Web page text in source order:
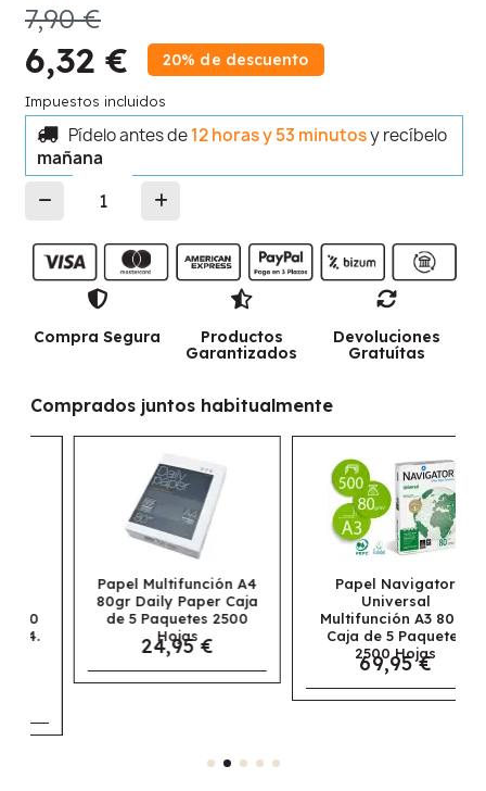
7,90 €
6,32 € 20% de descuento
Impuestos incluidos
Pídelo antes de12 horas y 53 minutosy recíbelo
mañana
Compra Segura
Productos
Garantizados
Devoluciones
Gratuítas
Comprados juntos habitualmente
Papel Multifunción A4
80gr Daily Paper Caja
de 5 Paquetes 2500
Hojas
24,95 €
Papel Navigator
Universal
Multifunción A3 80gr
Caja de 5 Paquetes
2500 Hojas
69,95 €